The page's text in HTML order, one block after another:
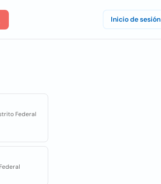
Inicio de sesión
Federal